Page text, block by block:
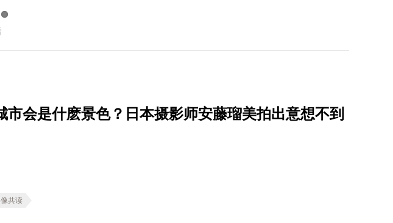
市会是什麽景色？日本摄影师安藤瑠美拍出意想不到
共读